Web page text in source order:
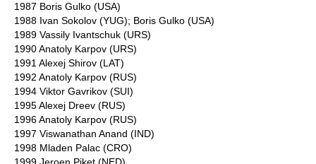
1987 Boris Gulko (USA)
1988 Ivan Sokolov (YUG); Boris Gulko (USA)
1989 Vassily Ivantschuk (URS)
1990 Anatoly Karpov (URS)
1991 Alexej Shirov (LAT)
1992 Anatoly Karpov (RUS)
1994 Viktor Gavrikov (SUI)
1995 Alexej Dreev (RUS)
1996 Anatoly Karpov (RUS)
1997 Viswanathan Anand (IND)
1998 Mladen Palac (CRO)